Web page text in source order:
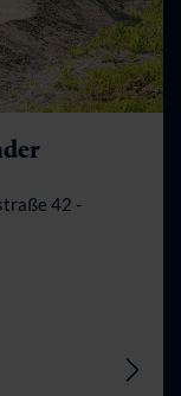
42 -